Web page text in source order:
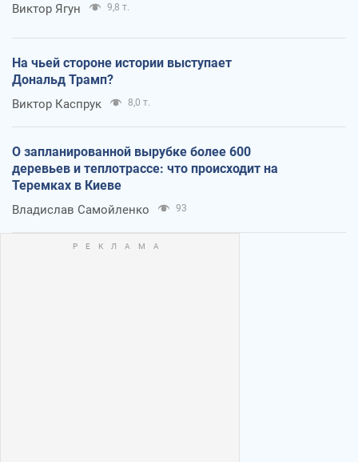
Виктор Ягун 9,8 т.
На чьей стороне истории выступает
Дональд Трамп?
Виктор Каспрук 8,0 т.
О запланированной вырубке более 600
деревьев и теплотрассе: что происходит на
Теремках в Киеве
Владислав Самойленко 93